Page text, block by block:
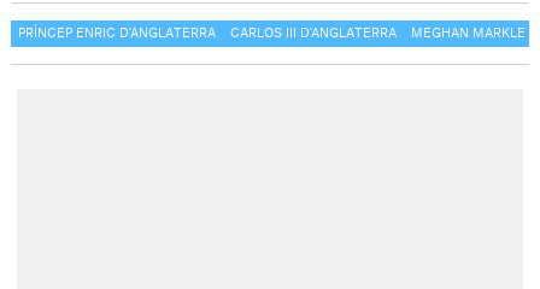
PRÍNCEP ENRIC D'ANGLATERRA CARLOS III D'ANGLATERRA MEGHAN MARKLE